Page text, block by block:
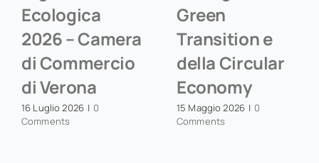
Ecologica
2026 – Camera
di Commercio
di Verona
16 Luglio 2026 | 0
Comments
Green
Transition e
della Circular
Economy
15 Maggio 2026 | 0
Comments